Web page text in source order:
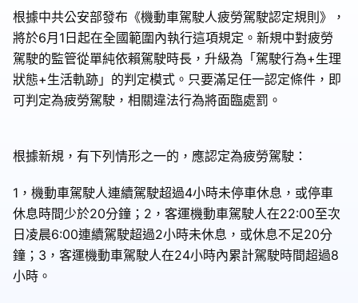
根據中共公安部發布《機動車駕駛人疲勞駕駛認定規則》，
將於6月1日起在全國範圍內執行這項規定。新規中對疲勞
駕駛的監管從單純依賴駕駛時長，升級為「駕駛行為+生理
狀態+生活軌跡」的判定模式。只要滿足任一認定條件，即
可判定為疲勞駕駛，相關違法行為將面臨處罰。
根據新規，有下列情形之一的，應認定為疲勞駕駛：
1，機動車駕駛人連續駕駛超過4小時未停車休息，或停車
休息時間少於20分鐘；2，客運機動車駕駛人在22:00至次
日凌晨6:00連續駕駛超過2小時未休息，或休息不足20分
鐘；3，客運機動車駕駛人在24小時內累計駕駛時間超過8
小時。